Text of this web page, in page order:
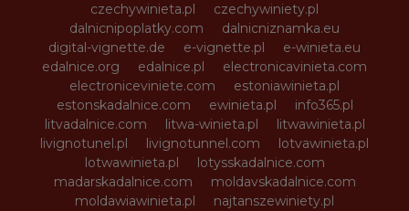
czechywinieta.pl
czechywiniety.pl
dalnicnipoplatky.com
dalnicniznamka.eu
digital-vignette.de
e-vignette.pl
e-winieta.eu
edalnice.org
edalnice.pl
electronicavinieta.com
electroniceviniete.com
estoniawinieta.pl
estonskadalnice.com
ewinieta.pl
info365.pl
litvadalnice.com
litwa-winieta.pl
litwawinieta.pl
livignotunel.pl
livignotunnel.com
lotvawinieta.pl
lotwawinieta.pl
lotysskadalnice.com
madarskadalnice.com
moldavskadalnice.com
moldawiawinieta.pl
najtanszewiniety.pl